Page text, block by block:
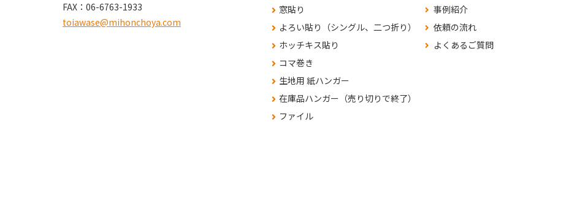
FAX： 06-6763-1933
toiawase@mihonchoya.com
窓貼り
よろい貼り（シングル、二つ折り）
ホッチキス貼り
コマ巻き
生地用 紙ハンガー
在庫品ハンガー（売り切りで終了）
ファイル
事例紹介
依頼の流れ
よくあるご質問